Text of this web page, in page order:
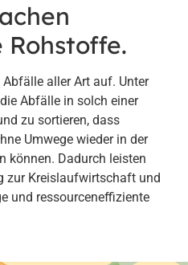
aller Art auf. Unter
Abfälle in solch einer
zu sortieren, dass
Umwege wieder in der
können. Dadurch leisten
zur Kreislaufwirtschaft und
und ressourceneffiziente